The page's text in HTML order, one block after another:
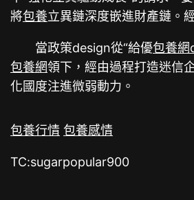
將包養立異鏈深度嵌進財產鏈。
當政策design從“給優包養網
包養網領下，經由過程打造迷信
化國度注進微弱動力。
包養行情 包養感情
TC:sugarpopular900